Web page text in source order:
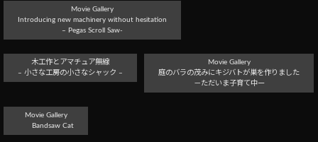
Movie Gallery
Introducing new machinery without hesitation
– Pegas Scroll Saw-
木工作とアマチュア無線
– 小さな工房の小さなシャック –
Movie Gallery
庭のバラの茂みにキジバトが巣を作りました
－ただいま子育て中ー
Movie Gallery
Bandsaw Cat